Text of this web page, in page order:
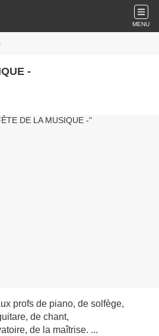
MENU
-
profs de piano, de solfège,
de chant,
de la maîtrise. ...